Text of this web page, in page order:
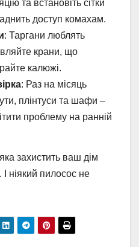
та встановіть сітки
доступ комахам.
: Таргани люблять
крани, що
калюжі.
: Раз на місяць
плінтуси та шафи –
проблему на ранній
захистить ваш дім
ніякий пилосос не